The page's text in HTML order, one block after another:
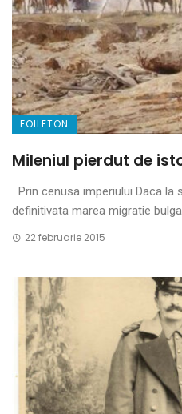
FOILETON
Mileniul pierdut de
Prin cenusa imperiului Daca
definitivata marea migratie
22 februarie 2015